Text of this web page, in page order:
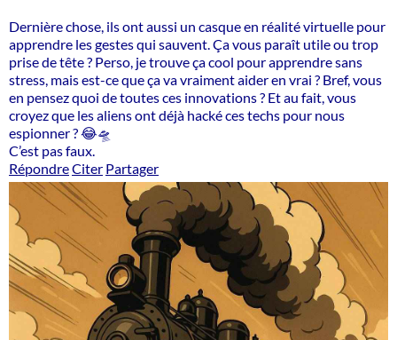
Dernière chose, ils ont aussi un casque en réalité virtuelle pour
apprendre les gestes qui sauvent. Ça vous paraît utile ou trop
prise de tête ? Perso, je trouve ça cool pour apprendre sans
stress, mais est-ce que ça va vraiment aider en vrai ? Bref, vous
en pensez quoi de toutes ces innovations ? Et au fait, vous
croyez que les aliens ont déjà hacké ces techs pour nous
espionner ? 😂🛸
C’est pas faux.
RépondreCiter Partager